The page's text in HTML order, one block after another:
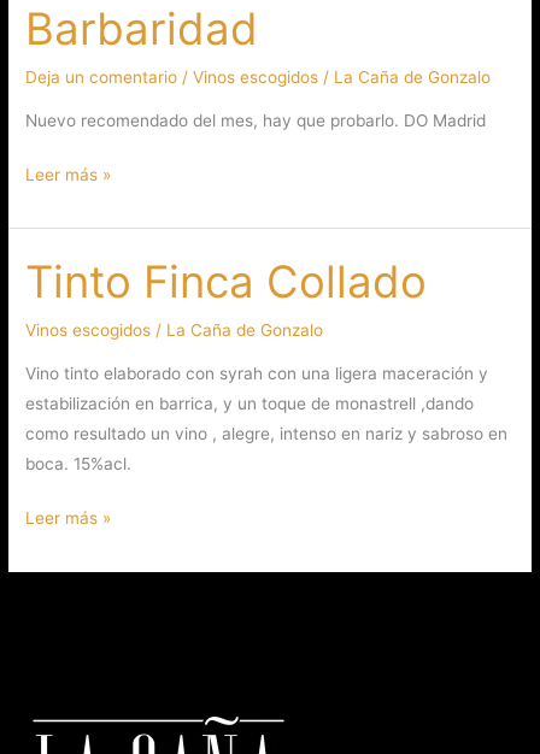
Barbaridad
Deja un comentario /Vinos escogidos / La Caña de Gonzalo
Nuevo recomendado del mes, hay que probarlo. DO Madrid
Barbaridad
Leer más »
Tinto Finca Collado
Vinos escogidos / La Caña de Gonzalo
Vino tinto elaborado con syrah con una ligera maceración y
estabilización en barrica, y un toque de monastrell ,dando
como resultado un vino , alegre, intenso en nariz y sabroso en
boca. 15%acl.
Tinto
Finca
Collado
Leer más »